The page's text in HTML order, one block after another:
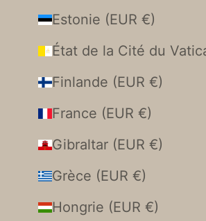
Estonie (EUR €)
Finlande (EUR €)
France (EUR €)
Gibraltar (EUR €)
Grèce (EUR €)
Hongrie (EUR €)